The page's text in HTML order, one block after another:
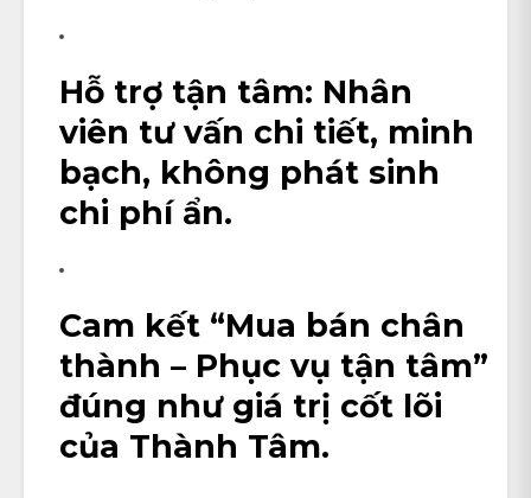
Hỗ trợ tận tâm: Nhân
viên tư vấn chi tiết, minh
bạch, không phát sinh
chi phí ẩn.
Cam kết “Mua bán chân
thành – Phục vụ tận tâm”
đúng như giá trị cốt lõi
của Thành Tâm.